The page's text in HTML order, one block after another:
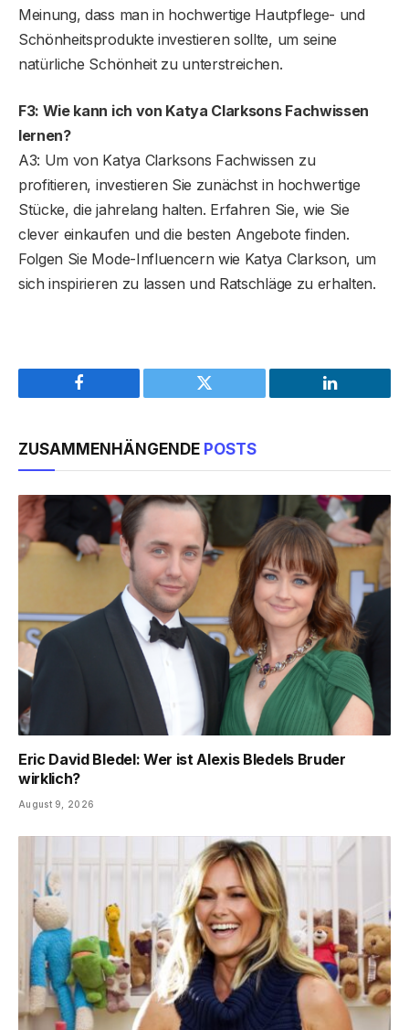
Meinung, dass man in hochwertige Hautpflege- und
Schönheitsprodukte investieren sollte, um seine
natürliche Schönheit zu unterstreichen.
F3: Wie kann ich von Katya Clarksons Fachwissen
lernen?
A3: Um von Katya Clarksons Fachwissen zu
profitieren, investieren Sie zunächst in hochwertige
Stücke, die jahrelang halten. Erfahren Sie, wie Sie
clever einkaufen und die besten Angebote finden.
Folgen Sie Mode-Influencern wie Katya Clarkson, um
sich inspirieren zu lassen und Ratschläge zu erhalten.
Facebook Twitter LinkedIn
ZUSAMMENHÄNGENDE POSTS
Eric David Bledel: Wer ist Alexis Bledels Bruder
wirklich?
August 9, 2026